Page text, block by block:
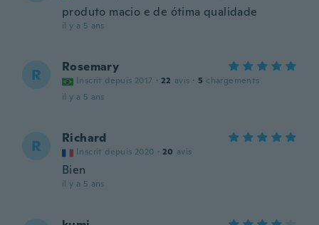
produto macio e de ótima qualidade
il y a 5 ans
R Rosemary
Inscrit depuis 2017 · 22 avis · 5 chargements
il y a 5 ans
R Richard
Inscrit depuis 2020 · 20 avis
Bien
il y a 5 ans